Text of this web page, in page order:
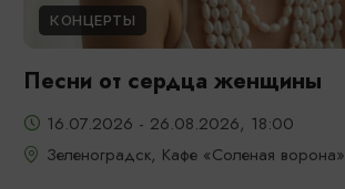
КОНЦЕРТЫ
Песни от сердца женщины
16.07.2026 - 26.08.2026, 18:00
Зеленоградск, Кафе «Соленая ворона»